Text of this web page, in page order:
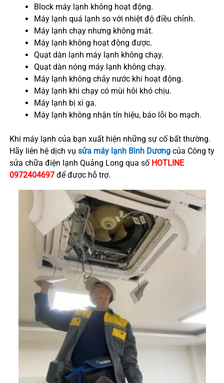
Block máy lạnh không hoạt động.
Máy lạnh quá lạnh so với nhiệt độ điều chỉnh.
Máy lạnh chạy nhưng không mát.
Máy lạnh không hoạt động được.
Quạt dàn lạnh máy lạnh không chạy.
Quạt dàn nóng máy lạnh không chạy.
Máy lạnh không chảy nước khi hoạt động.
Máy lạnh khi chạy có mùi hôi khó chịu.
Máy lạnh bị xì ga.
Máy lạnh không nhận tín hiệu, báo lỗi bo mạch.
Khi máy lạnh của bạn xuất hiện những sự cố bất thường.
Hãy liên hệ dịch vụ sửa máy lạnh Bình Dươngcủa Công ty
sửa chữa điện lạnh Quảng Long qua số HOTLINE
0972404697để được hỗ trợ.